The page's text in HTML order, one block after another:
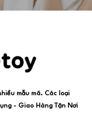
mẫu mã. Các loại
- Giao Hàng Tận Nơi